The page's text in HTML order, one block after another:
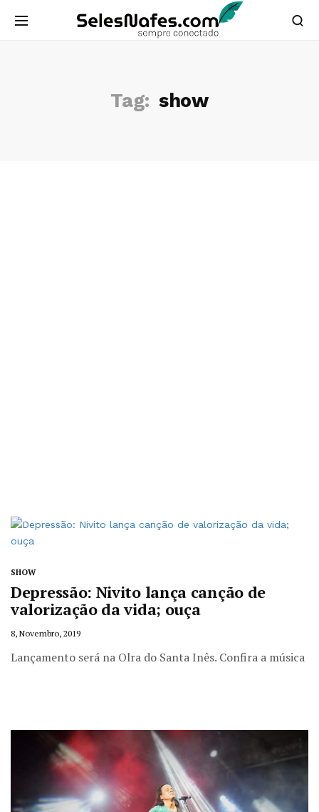
Tag: show
SHOW
Depressão: Nivito lança canção de
valorização da vida; ouça
8, Novembro, 2019
Lançamento será na Olra do Santa Inês. Confira a música